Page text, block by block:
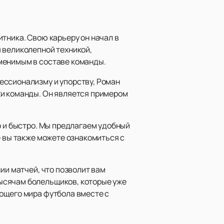
Свою карьеру он начал в
техникой,
в составе команды.
и упорству, Роман
команды. Он является примером
быстро. Мы предлагаем удобный
также можете ознакомиться с
матчей, что позволит вам
болельщиков, которые уже
мира футбола вместе с